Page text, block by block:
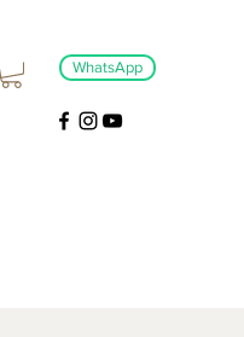
WhatsApp